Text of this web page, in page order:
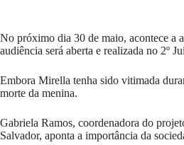
No próximo dia 30 de maio, acontece a
audiência será aberta e realizada no 2º
Embora Mirella tenha sido vitimada
morte da menina.
Gabriela Ramos, coordenadora do
Salvador, aponta a importância da